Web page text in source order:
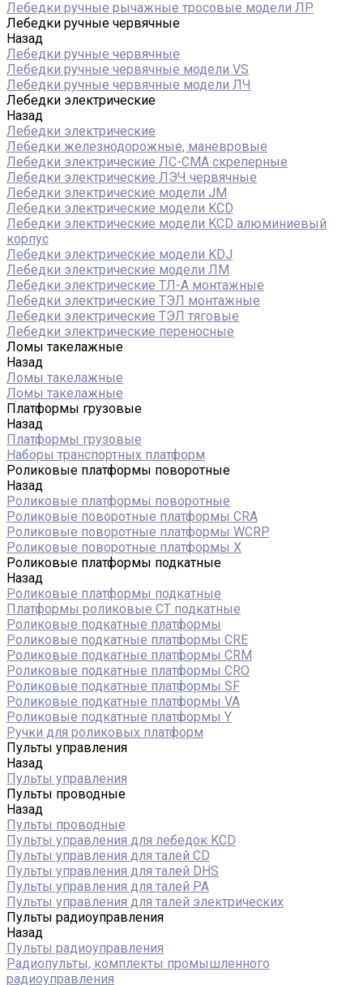
Лебедки ручные рычажные тросовые модели ЛР
Лебедки ручные червячные
Назад
Лебедки ручные червячные
Лебедки ручные червячные модели VS
Лебедки ручные червячные модели ЛЧ
Лебедки электрические
Назад
Лебедки электрические
Лебедки железнодорожные, маневровые
Лебедки электрические ЛС-СМА скреперные
Лебедки электрические ЛЭЧ червячные
Лебедки электрические модели JM
Лебедки электрические модели KCD
Лебедки электрические модели KCD алюминиевый
корпус
Лебедки электрические модели KDJ
Лебедки электрические модели ЛМ
Лебедки электрические ТЛ-А монтажные
Лебедки электрические ТЭЛ монтажные
Лебедки электрические ТЭЛ тяговые
Лебедки электрические переносные
Ломы такелажные
Назад
Ломы такелажные
Ломы такелажные
Платформы грузовые
Назад
Платформы грузовые
Наборы транспортных платформ
Роликовые платформы поворотные
Назад
Роликовые платформы поворотные
Роликовые поворотные платформы CRA
Роликовые поворотные платформы WCRP
Роликовые поворотные платформы X
Роликовые платформы подкатные
Назад
Роликовые платформы подкатные
Платформы роликовые СТ подкатные
Роликовые подкатные платформы
Роликовые подкатные платформы CRE
Роликовые подкатные платформы CRM
Роликовые подкатные платформы CRO
Роликовые подкатные платформы SF
Роликовые подкатные платформы VA
Роликовые подкатные платформы Y
Ручки для роликовых платформ
Пульты управления
Назад
Пульты управления
Пульты проводные
Назад
Пульты проводные
Пульты управления для лебедок KCD
Пульты управления для талей CD
Пульты управления для талей DHS
Пульты управления для талей РА
Пульты управления для талей электрических
Пульты радиоуправления
Назад
Пульты радиоуправления
Радиопульты, комплекты промышленного
радиоуправления